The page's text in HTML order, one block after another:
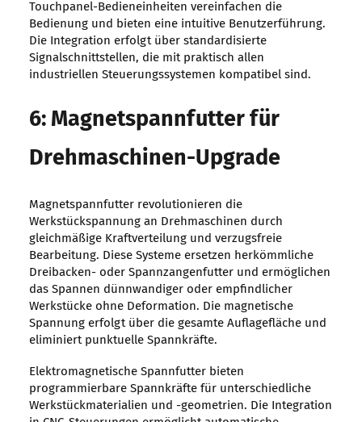
Touchpanel-Bedieneinheiten vereinfachen die
Bedienung und bieten eine intuitive Benutzerführung.
Die Integration erfolgt über standardisierte
Signalschnittstellen, die mit praktisch allen
industriellen Steuerungssystemen kompatibel sind.
6: Magnetspannfutter für
Drehmaschinen-Upgrade
Magnetspannfutter revolutionieren die
Werkstückspannung an Drehmaschinen durch
gleichmäßige Kraftverteilung und verzugsfreie
Bearbeitung. Diese Systeme ersetzen herkömmliche
Dreibacken- oder Spannzangenfutter und ermöglichen
das Spannen dünnwandiger oder empfindlicher
Werkstücke ohne Deformation. Die magnetische
Spannung erfolgt über die gesamte Auflagefläche und
eliminiert punktuelle Spannkräfte.
Elektromagnetische Spannfutter bieten
programmierbare Spannkräfte für unterschiedliche
Werkstückmaterialien und -geometrien. Die Integration